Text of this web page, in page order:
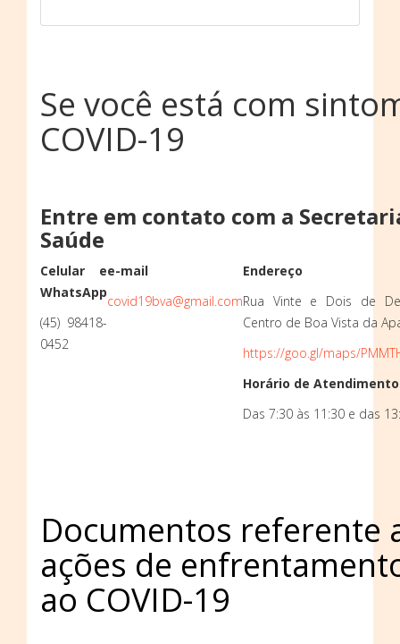
Se você está com
COVID-19
Entre em contato com a
Saúde
Celular e
WhatsApp
(45) 98418-
0452
e-mail
covid19bva@gmail.com
Endereço
Rua Vinte e Dois de
Centro de Boa Vista da
https://goo.gl/maps/
Horário de Atendimento
Das 7:30 às 11:30 e das
Documentos referente
ações de
ao COVID-19